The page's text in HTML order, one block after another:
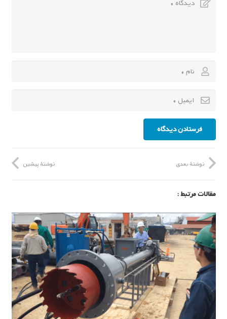
فرستادن دیدگاه
نوشتهٔ پیشین نوشتهٔ بعدی
مقالات مرتبط :